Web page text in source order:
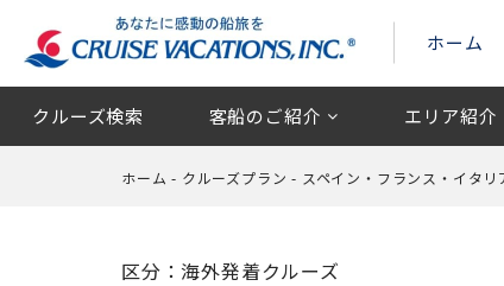
ホーム
クルーズ検索 客船のご紹介 エリア紹介
ホーム - クルーズプラン - スペイン・フランス・イタリ
区分：海外発着クルーズ